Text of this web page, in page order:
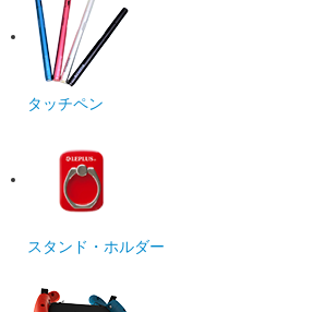
タッチペン
スタンド・ホルダー